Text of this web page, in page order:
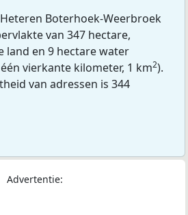
Boterhoek-Weerbroek
van 347 hectare,
land en 9 hectare water
vierkante kilometer, 1 km2).
van adressen is 344
Advertentie: